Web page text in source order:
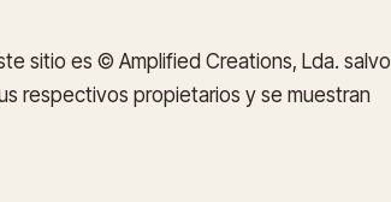
sitio es © Amplified Creations, Lda. salvo
respectivos propietarios y se muestran